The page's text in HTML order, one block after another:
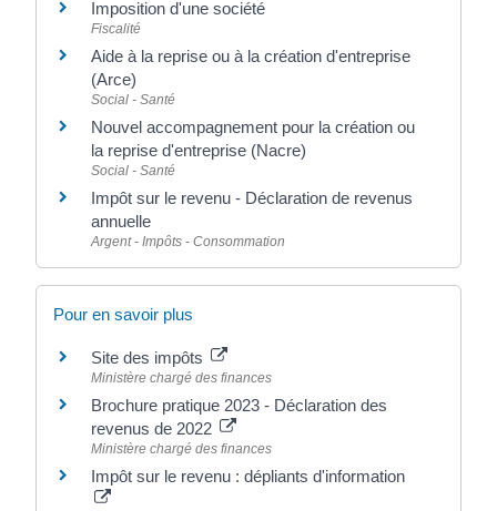
Imposition d'une société
Fiscalité
Aide à la reprise ou à la création d'entreprise
(Arce)
Social - Santé
Nouvel accompagnement pour la création ou
la reprise d'entreprise (Nacre)
Social - Santé
Impôt sur le revenu - Déclaration de revenus
annuelle
Argent - Impôts - Consommation
Pour en savoir plus
Site des impôts
Ministère chargé des finances
Brochure pratique 2023 - Déclaration des
revenus de 2022
Ministère chargé des finances
Impôt sur le revenu : dépliants d'information